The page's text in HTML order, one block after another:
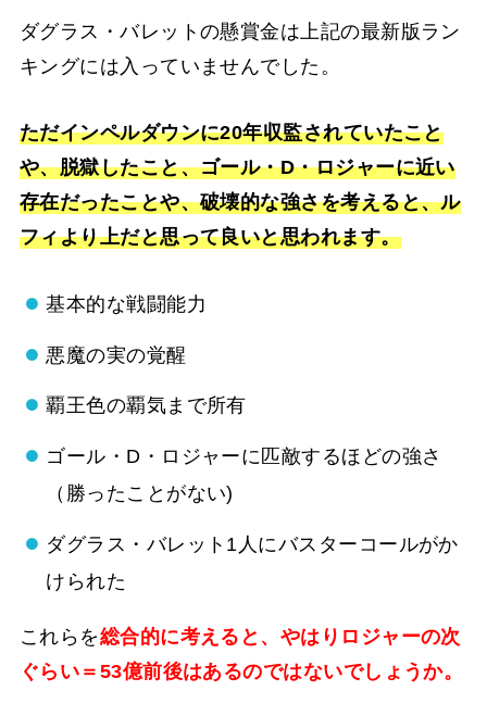
ダグラス・バレットの懸賞金は上記の最新版ラン
キングには入っていませんでした。
ただインペルダウンに20年収監されていたこと
や、脱獄したこと、ゴール・D・ロジャーに近い
存在だったことや、破壊的な強さを考えると、ル
フィより上だと思って良いと思われます。
基本的な戦闘能力
悪魔の実の覚醒
覇王色の覇気まで所有
ゴール・D・ロジャーに匹敵するほどの強さ
（勝ったことがない)
ダグラス・バレット1人にバスターコールがか
けられた
これらを総合的に考えると、やはりロジャーの次
ぐらい＝53億前後はあるのではないでしょうか。